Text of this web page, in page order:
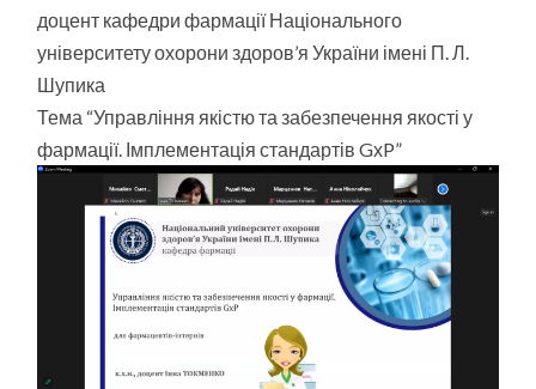
доцент кафедри фармації Національного
університету охорони здоров’я України імені П. Л.
Шупика
Тема “Управління якістю та забезпечення якості у
фармації. Імплементація стандартів GхP”